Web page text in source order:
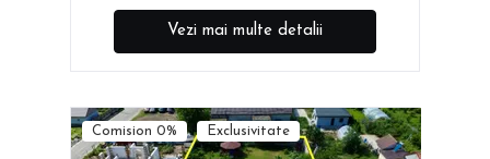
Vezi mai multe detalii
Comision 0% Exclusivitate